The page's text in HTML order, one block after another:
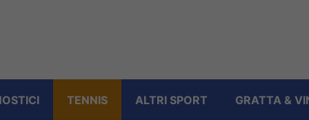
TENNIS ALTRI SPORT GRATTA &